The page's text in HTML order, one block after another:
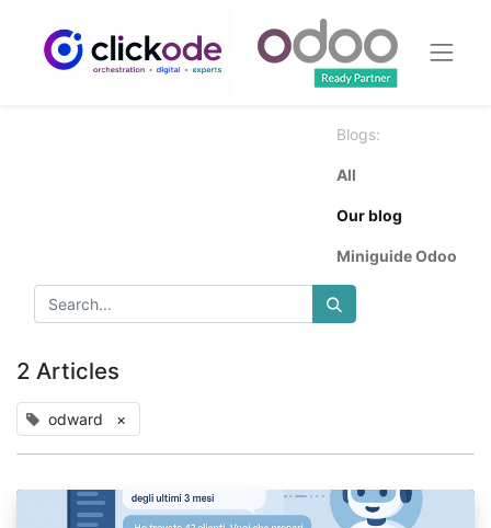
Blogs:
All
Our blog
Miniguide Odoo
2 Articles
odward ×